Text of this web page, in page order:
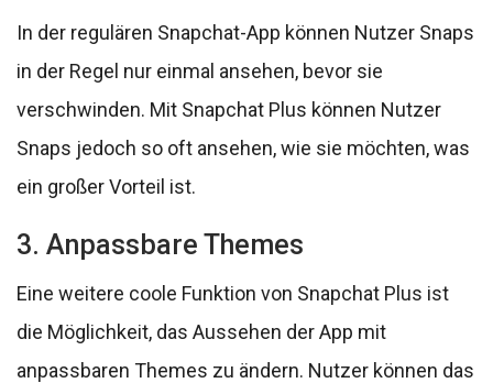
In der regulären Snapchat-App können Nutzer Snaps
in der Regel nur einmal ansehen, bevor sie
verschwinden. Mit Snapchat Plus können Nutzer
Snaps jedoch so oft ansehen, wie sie möchten, was
ein großer Vorteil ist.
3. Anpassbare Themes
Eine weitere coole Funktion von Snapchat Plus ist
die Möglichkeit, das Aussehen der App mit
anpassbaren Themes zu ändern. Nutzer können das